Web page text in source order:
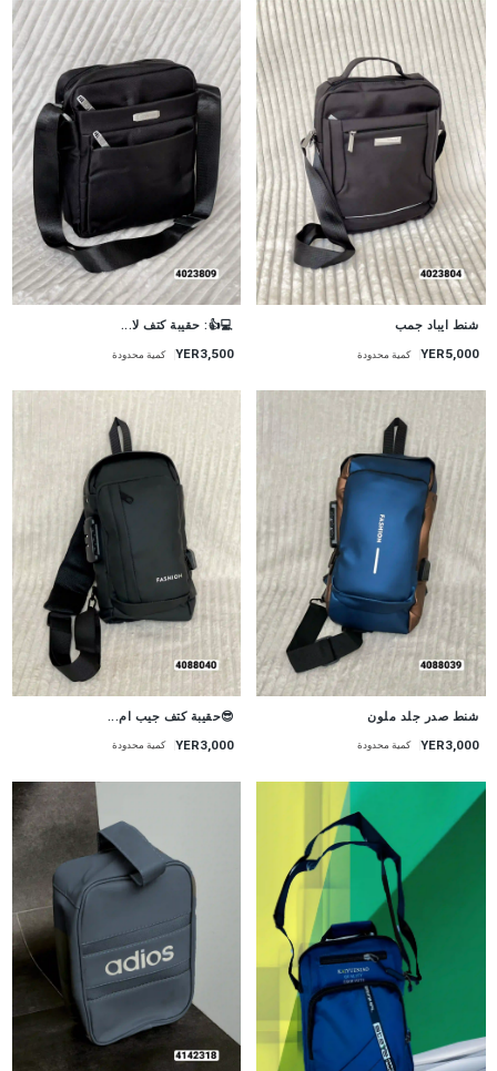
شنط ايباد جمب
YER5,000 كمية محدودة
💻👍: حقيبة كتف لا...
YER3,500 كمية محدودة
شنط صدر جلد ملون
YER3,000 كمية محدودة
😎حقيبة كتف جيب ام...
YER3,000 كمية محدودة